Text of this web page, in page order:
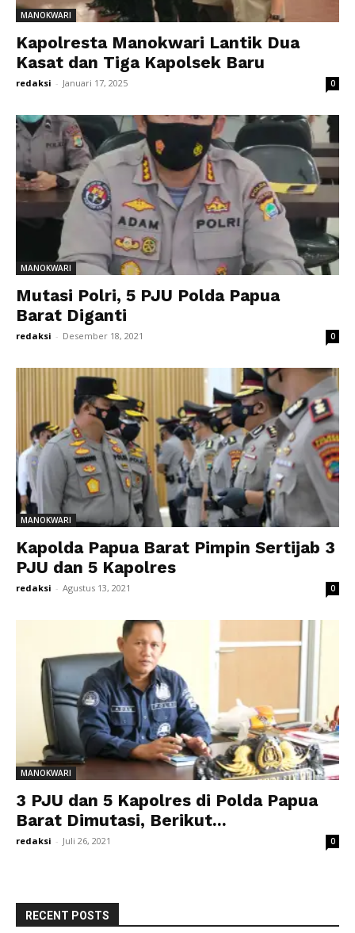
MANOKWARI
Kapolresta Manokwari Lantik Dua
Kasat dan Tiga Kapolsek Baru
redaksi - Januari 17, 2025 0
MANOKWARI
Mutasi Polri, 5 PJU Polda Papua
Barat Diganti
redaksi - Desember 18, 2021 0
MANOKWARI
Kapolda Papua Barat Pimpin Sertijab 3
PJU dan 5 Kapolres
redaksi - Agustus 13, 2021 0
MANOKWARI
3 PJU dan 5 Kapolres di Polda Papua
Barat Dimutasi, Berikut...
redaksi - Juli 26, 2021 0
RECENT POSTS